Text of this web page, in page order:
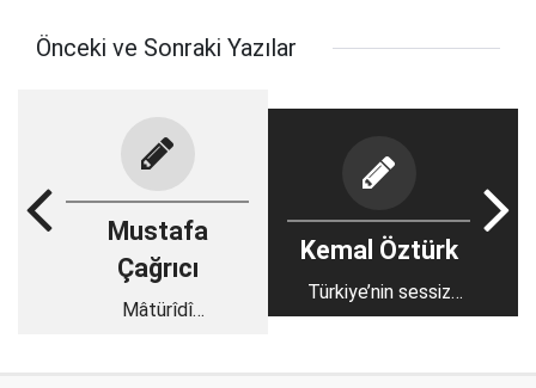
Önceki ve Sonraki Yazılar
Mustafa
Çağrıcı
Mâtürîdî
Kemal Öztürk
Türkiye’nin sessiz
gücü